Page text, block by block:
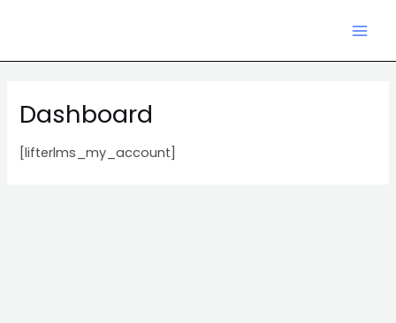
springen
Dashboard
[lifterlms_my_account]